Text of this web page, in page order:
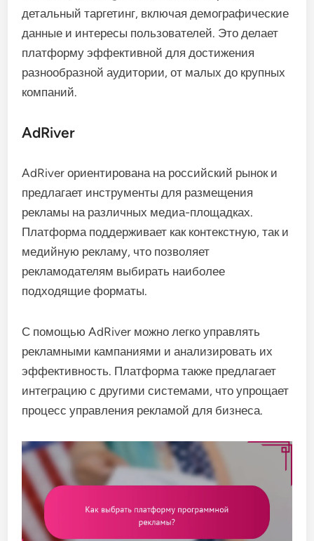
детальный таргетинг, включая демографические
данные и интересы пользователей. Это делает
платформу эффективной для достижения
разнообразной аудитории, от малых до крупных
компаний.
AdRiver
AdRiver ориентирована на российский рынок и
предлагает инструменты для размещения
рекламы на различных медиа-площадках.
Платформа поддерживает как контекстную, так и
медийную рекламу, что позволяет
рекламодателям выбирать наиболее
подходящие форматы.
С помощью AdRiver можно легко управлять
рекламными кампаниями и анализировать их
эффективность. Платформа также предлагает
интеграцию с другими системами, что упрощает
процесс управления рекламой для бизнеса.